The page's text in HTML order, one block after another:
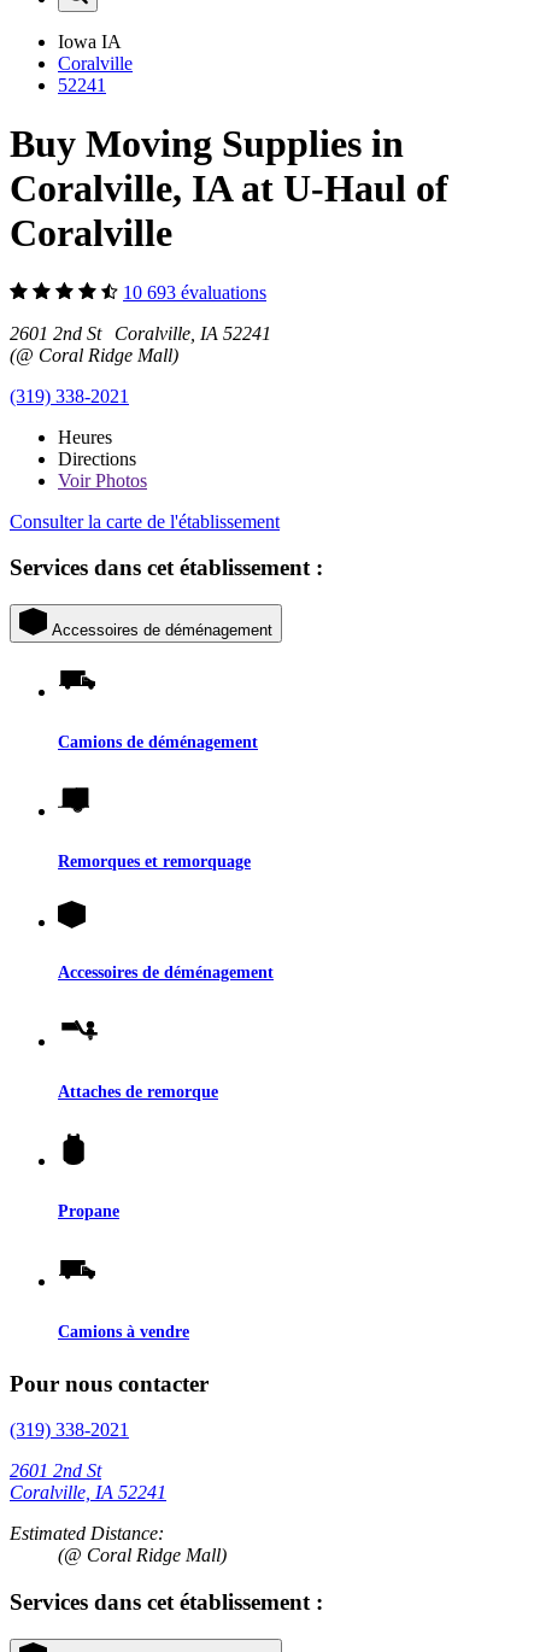
Iowa IA
Coralville
52241
Buy Moving Supplies in
Coralville, IA at U-Haul of
Coralville
10 693 évaluations
2601 2nd St Coralville, IA 52241
(@ Coral Ridge Mall)
(319) 338-2021
Heures
Directions
VoirPhotos
Consulter la carte de l'établissement
Services dans cet établissement :
Accessoires de déménagement
Camions de déménagement
Remorques et remorquage
Accessoires de déménagement
Attaches de remorque
Propane
Camions à vendre
Pour nous contacter
(319) 338-2021
2601 2nd St
Coralville, IA 52241
Estimated Distance:
(@ Coral Ridge Mall)
Services dans cet établissement :